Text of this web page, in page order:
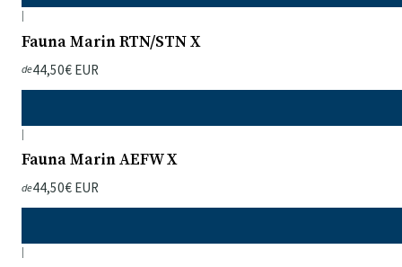
|
Fauna Marin RTN/STN X
de44,50€ EUR
|
Fauna Marin AEFW X
de44,50€ EUR
|